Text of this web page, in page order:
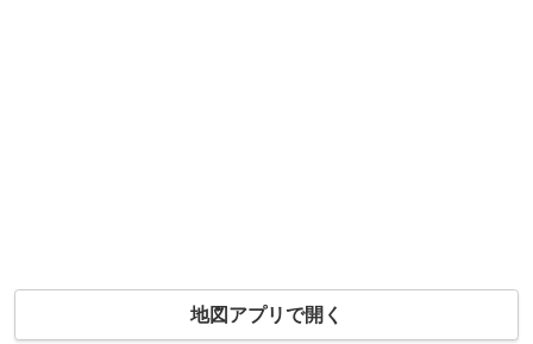
地図アプリで開く